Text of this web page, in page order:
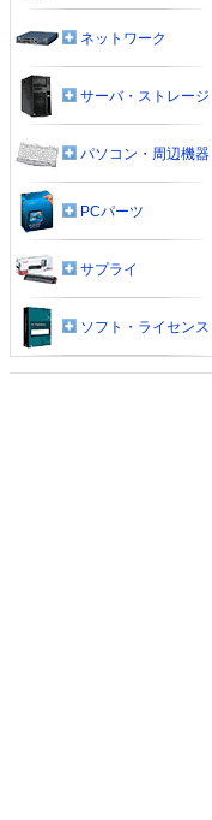
ネットワーク
サーバ・ストレージ
パソコン・周辺機器
PCパーツ
サプライ
ソフト・ライセンス